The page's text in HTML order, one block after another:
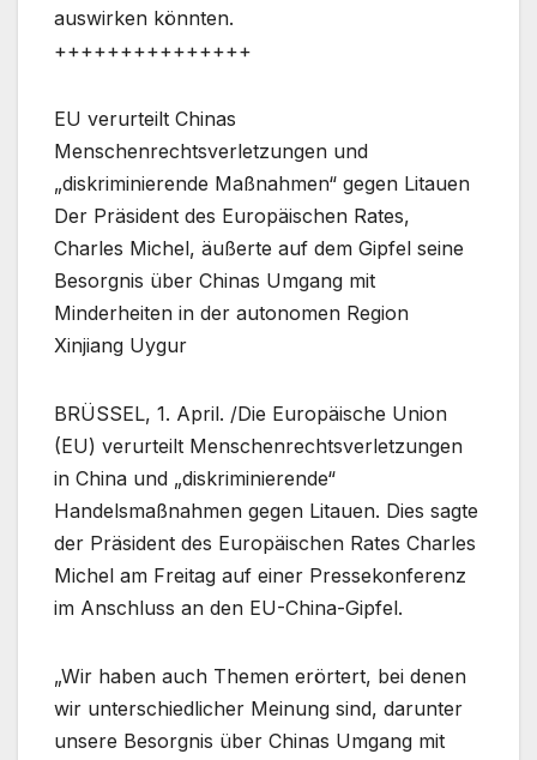
auswirken könnten.
+++++++++++++++
EU verurteilt Chinas
Menschenrechtsverletzungen und
„diskriminierende Maßnahmen“ gegen Litauen
Der Präsident des Europäischen Rates,
Charles Michel, äußerte auf dem Gipfel seine
Besorgnis über Chinas Umgang mit
Minderheiten in der autonomen Region
Xinjiang Uygur
BRÜSSEL, 1. April. /Die Europäische Union
(EU) verurteilt Menschenrechtsverletzungen
in China und „diskriminierende“
Handelsmaßnahmen gegen Litauen. Dies sagte
der Präsident des Europäischen Rates Charles
Michel am Freitag auf einer Pressekonferenz
im Anschluss an den EU-China-Gipfel.
„Wir haben auch Themen erörtert, bei denen
wir unterschiedlicher Meinung sind, darunter
unsere Besorgnis über Chinas Umgang mit